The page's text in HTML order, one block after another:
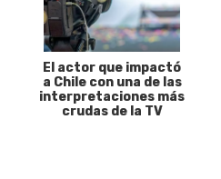
El actor que impactó
a Chile con una de las
interpretaciones más
crudas de la TV